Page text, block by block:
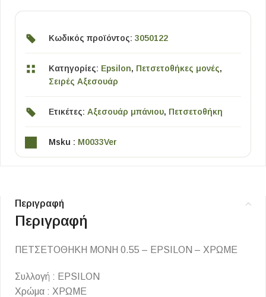
Κωδικός προϊόντος: 3050122
Κατηγορίες: Epsilon, Πετσετοθήκες μονές,
Σειρές Αξεσουάρ
Ετικέτες: Αξεσουάρ μπάνιου, Πετσετοθήκη
Msku : M0033Ver
Περιγραφή
Περιγραφή
ΠΕΤΣΕΤΟΘΗΚΗ ΜΟΝΗ 0.55 – EPSILON – ΧΡΩΜΕ
Συλλογή : EPSILON
Χρώμα : ΧΡΩΜΕ